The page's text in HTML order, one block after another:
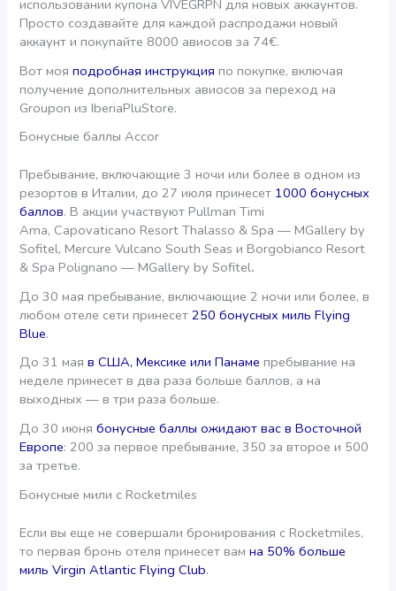
использовании купона VIVEGRPN для новых аккаунтов.
Просто создавайте для каждой распродажи новый
аккаунт и покупайте 8000 авиосов за 74€.
Вот мояподробная инструкция по покупке, включая
получение дополнительных авиосов за переход на
Groupon из IberiaPluStore.
Бонусные баллы Accor
Пребывание, включающие 3 ночи или более в одном из
резортов в Италии, до 27 июля принесет 1000 бонусных
баллов. В акции участвуют Pullman Timi
Amа, Capovaticano Resort Thalasso & Spa — MGallery by
Sofitel, Mercure Vulcano South Seas и Borgobianco Resort
& Spa Polignano — MGallery by Sofitel.
До 30 мая пребывание, включающие 2 ночи или более, в
любом отеле сети принесет250 бонусных миль Flying
Blue.
До 31 маяв США, Мексике или Панаме пребывание на
неделе принесет в два раза больше баллов, а на
выходных — в три раза больше.
До 30 июнябонусные баллы ожидают вас в Восточной
Европе: 200 за первое пребывание, 350 за второе и 500
за третье.
Бонусные мили с Rocketmiles
Если вы еще не совершали бронирования с Rocketmiles,
то первая бронь отеля принесет вамна 50% больше
миль Virgin Atlantic Flying Club.